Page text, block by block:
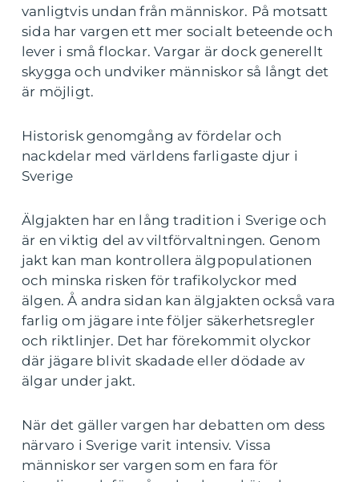
vanligtvis undan från människor. På motsatt
sida har vargen ett mer socialt beteende och
lever i små flockar. Vargar är dock generellt
skygga och undviker människor så långt det
är möjligt.
Historisk genomgång av fördelar och
nackdelar med världens farligaste djur i
Sverige
Älgjakten har en lång tradition i Sverige och
är en viktig del av viltförvaltningen. Genom
jakt kan man kontrollera älgpopulationen
och minska risken för trafikolyckor med
älgen. Å andra sidan kan älgjakten också vara
farlig om jägare inte följer säkerhetsregler
och riktlinjer. Det har förekommit olyckor
där jägare blivit skadade eller dödade av
älgar under jakt.
När det gäller vargen har debatten om dess
närvaro i Sverige varit intensiv. Vissa
människor ser vargen som en fara för